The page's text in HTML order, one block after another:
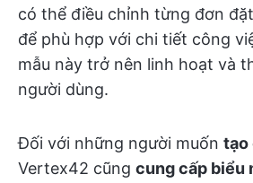
có thể điều chỉnh từng đơn
để phù hợp với chi tiết công
mẫu này trở nên linh hoạt và
người dùng.
Đối với những người muốn tạo
Vertex42 cũng cung cấp biểu